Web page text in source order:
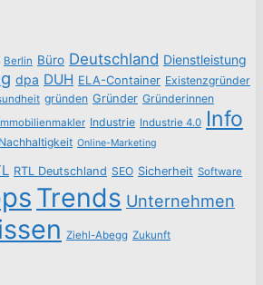
Berlin Büro Deutschland Dienstleistung
dpa DUH ELA-Container Existenzgründer
gründen Gründer Gründerinnen
Industrie Industrie 4.0 Info
Nachhaltigkeit Online-Marketing
RTL Deutschland SEO Sicherheit Software
Trends Unternehmen
Ziehl-Abegg Zukunft